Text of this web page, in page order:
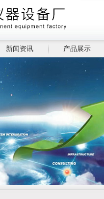
新闻资讯 产品展示